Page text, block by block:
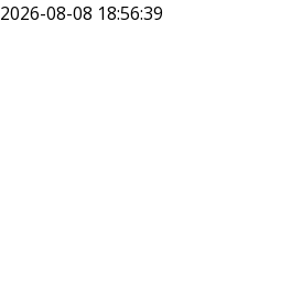
2026-08-08 18:56:39